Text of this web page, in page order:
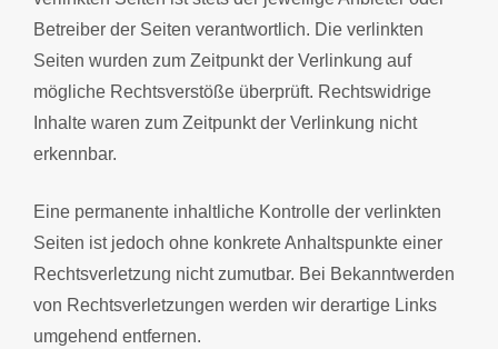
Betreiber der Seiten verantwortlich. Die verlinkten
Seiten wurden zum Zeitpunkt der Verlinkung auf
mögliche Rechtsverstöße überprüft. Rechtswidrige
Inhalte waren zum Zeitpunkt der Verlinkung nicht
erkennbar.
Eine permanente inhaltliche Kontrolle der verlinkten
Seiten ist jedoch ohne konkrete Anhaltspunkte einer
Rechtsverletzung nicht zumutbar. Bei Bekanntwerden
von Rechtsverletzungen werden wir derartige Links
umgehend entfernen.